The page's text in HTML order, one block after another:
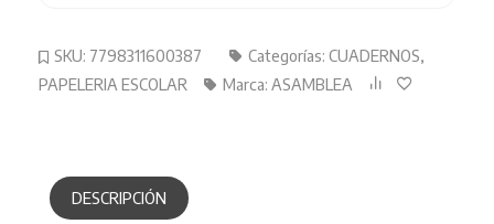
SKU: 7798311600387 Categorías: CUADERNOS,
PAPELERIA ESCOLAR
Marca: ASAMBLEA
DESCRIPCIÓN